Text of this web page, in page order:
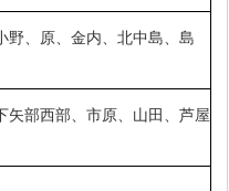
野、原、金内、北中島、島
矢部西部、市原、山田、芦屋